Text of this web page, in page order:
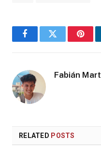
FacebookTwitter
Fabián
RELATED POSTS